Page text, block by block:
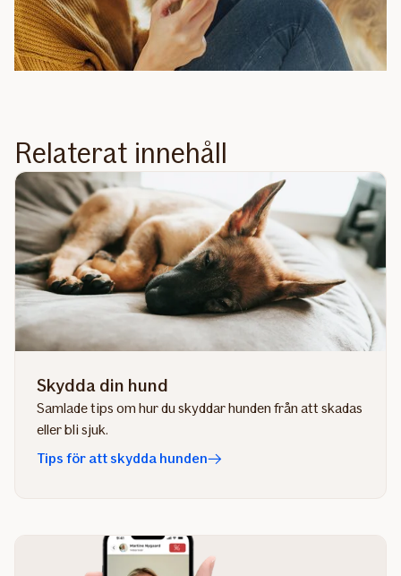
Relaterat innehåll
Skydda din hund
Samlade tips om hur du skyddar hunden från att skadas
eller bli sjuk.
Tips för att skydda hunden